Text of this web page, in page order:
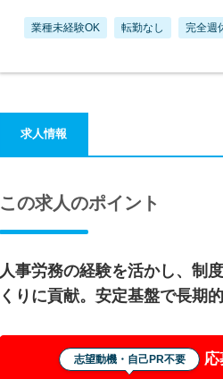
業種未経験OK 転勤なし 完全週
求人情報
この求人のポイント
人事労務の経験を活かし、制
くりに貢献。安定基盤で長期
志望動機・自己PR不要